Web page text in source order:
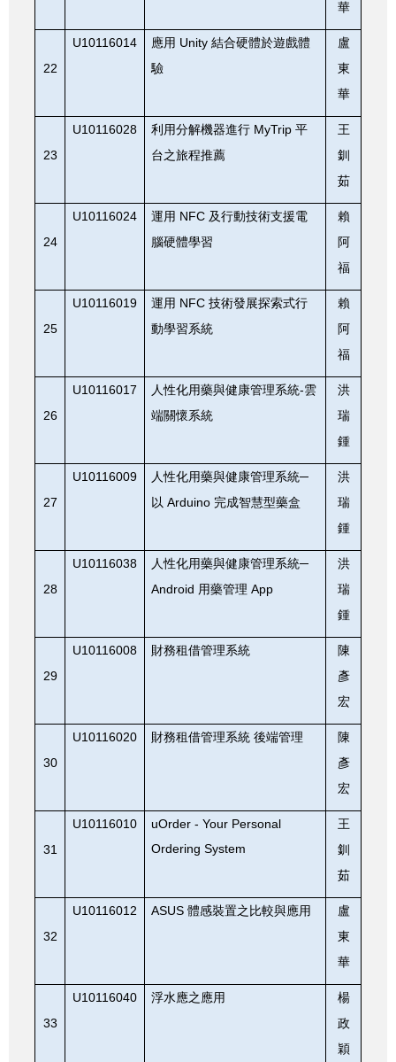
華
22
U10116014 應用 Unity結合硬體於遊戲體
驗
盧
東
華
23
U10116028 利用分解機器進行 MyTrip平
台之旅程推薦
王
釧
茹
24
U10116024 運用 NFC 及行動技術支援電
腦硬體學習
賴
阿
福
25
U10116019 運用 NFC技術發展探索式行
動學習系統
賴
阿
福
26
U10116017 人性化用藥與健康管理系統-雲
端關懷系統
洪
瑞
鍾
27
U10116009
人性化用藥與健康管理系統─
以 Arduino 完成智慧型藥盒
洪
瑞
鍾
28
U10116038 人性化用藥與健康管理系統─
Android 用藥管理 App
洪
瑞
鍾
29
U10116008 財務租借管理系統
陳
彥
宏
30
U10116020 財務租借管理系統 後端管理
陳
彥
宏
31
U10116010
uOrder - Your Personal
Ordering System
王
釧
茹
32
U10116012 ASUS體感裝置之比較與應用
盧
東
華
33
U10116040 浮水應之應用
楊
政
穎